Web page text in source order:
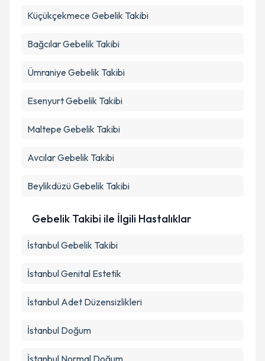
Küçükçekmece Gebelik Takibi
BağcılarGebelik Takibi
Ümraniye Gebelik Takibi
EsenyurtGebelik Takibi
Maltepe Gebelik Takibi
AvcılarGebelik Takibi
BeylikdüzüGebelik Takibi
Gebelik Takibi ile İlgili Hastalıklar
İstanbul Gebelik Takibi
İstanbul Genital Estetik
İstanbul Adet Düzensizlikleri
İstanbul Doğum
İstanbul Normal Doğum